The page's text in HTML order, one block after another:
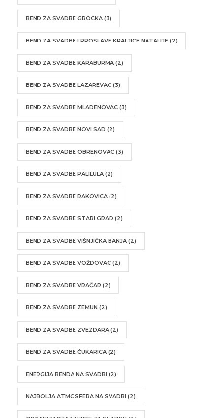
BEND ZA SVADBE GROCKA (3)
BEND ZA SVADBE I PROSLAVE KRALJICE NATALIJE (2)
BEND ZA SVADBE KARABURMA (2)
BEND ZA SVADBE LAZAREVAC (3)
BEND ZA SVADBE MLADENOVAC (3)
BEND ZA SVADBE NOVI SAD (2)
BEND ZA SVADBE OBRENOVAC (3)
BEND ZA SVADBE PALILULA (2)
BEND ZA SVADBE RAKOVICA (2)
BEND ZA SVADBE STARI GRAD (2)
BEND ZA SVADBE VIŠNJIČKA BANJA (2)
BEND ZA SVADBE VOŽDOVAC (2)
BEND ZA SVADBE VRAČAR (2)
BEND ZA SVADBE ZEMUN (2)
BEND ZA SVADBE ZVEZDARA (2)
BEND ZA SVADBE ČUKARICA (2)
ENERGIJA BENDA NA SVADBI (2)
NAJBOLJA ATMOSFERA NA SVADBI (2)